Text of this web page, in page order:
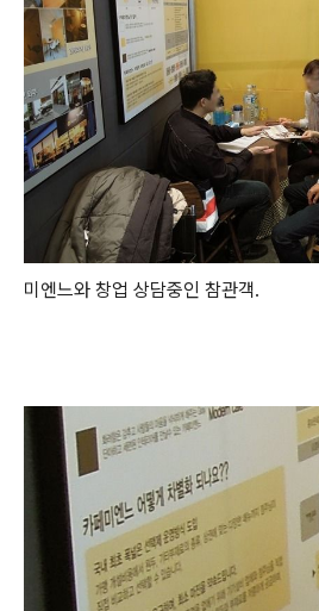
미엔느와 창업 상담중인 참관객.